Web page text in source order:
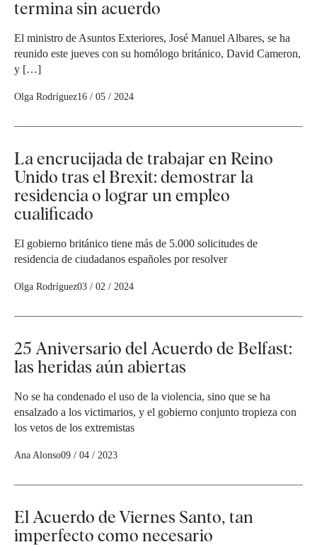
termina sin acuerdo
El ministro de Asuntos Exteriores, José Manuel Albares, se ha
reunido este jueves con su homólogo británico, David Cameron,
y […]
Olga Rodríguez16 / 05 / 2024
La encrucijada de trabajar en Reino
Unido tras el Brexit: demostrar la
residencia o lograr un empleo
cualificado
El gobierno británico tiene más de 5.000 solicitudes de
residencia de ciudadanos españoles por resolver
Olga Rodríguez03 / 02 / 2024
25 Aniversario del Acuerdo de Belfast:
las heridas aún abiertas
No se ha condenado el uso de la violencia, sino que se ha
ensalzado a los victimarios, y el gobierno conjunto tropieza con
los vetos de los extremistas
Ana Alonso09 / 04 / 2023
El Acuerdo de Viernes Santo, tan
imperfecto como necesario